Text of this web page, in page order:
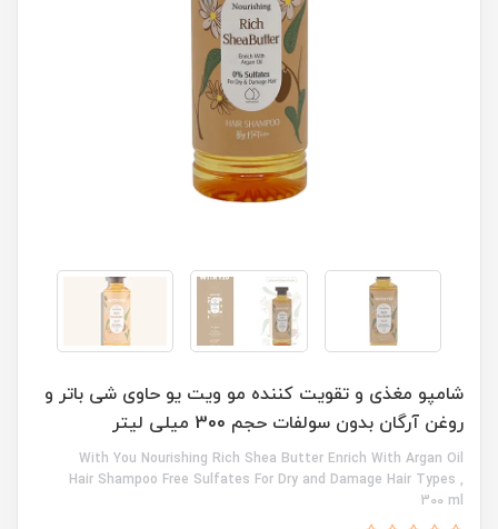
شامپو مغذی و تقویت کننده مو ویت یو حاوی شی باتر و
روغن آرگان بدون سولفات حجم 300 میلی لیتر
With You Nourishing Rich Shea Butter Enrich With Argan Oil
Hair Shampoo Free Sulfates For Dry and Damage Hair Types ,
300 ml